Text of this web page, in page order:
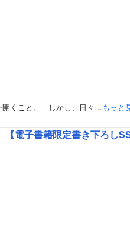
開くこと。 しかし、日々…もっと
電子書籍限定書き下ろしSS